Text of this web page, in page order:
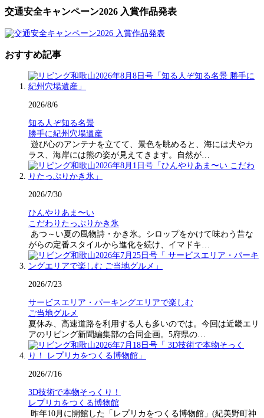
交通安全キャンペーン2026 入賞作品発表
おすすめ記事
2026/8/6
知る人ぞ知る名景
勝手に紀州穴場遺産
遊び心のアンテナを立てて、景色を眺めると、海には犬やカ
ラス、海岸には熊の姿が見えてきます。自然が…
2026/7/30
ひんやりあま〜い
こだわりたっぷりかき氷
あつ～い夏の風物詩・かき氷。シロップをかけて味わう昔な
がらの定番スタイルから進化を続け、イマドキ…
2026/7/23
サービスエリア・パーキングエリアで楽しむ
ご当地グルメ
夏休み、高速道路を利用する人も多いのでは。今回は近畿エリ
アのリビング新聞編集部の合同企画。5府県の…
2026/7/16
3D技術で本物そっくり！
レプリカをつくる博物館
昨年10月に開館した「レプリカをつくる博物館」(紀美野町神